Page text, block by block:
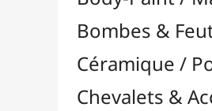
Feutres & Stylos
Librairie / Livres
Loisirs Créatifs
Accessoires en Bois
Accessoires en Plastique